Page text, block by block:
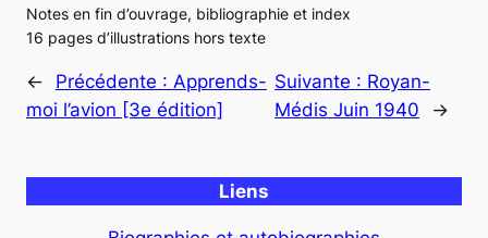
Notes en fin d’ouvrage, bibliographie et index
16 pages d’illustrations hors texte
← Précédente : Apprends-
moi l’avion [3e édition]
Suivante : Royan-
Médis Juin 1940
→
Liens